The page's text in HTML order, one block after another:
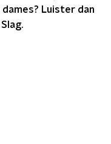
Luister dan